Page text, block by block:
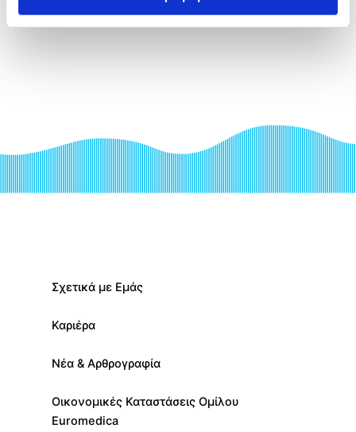
Σχετικά με Εμάς
Καριέρα
Νέα & Αρθρογραφία
Οικονομικές Καταστάσεις Ομίλου
Euromedica